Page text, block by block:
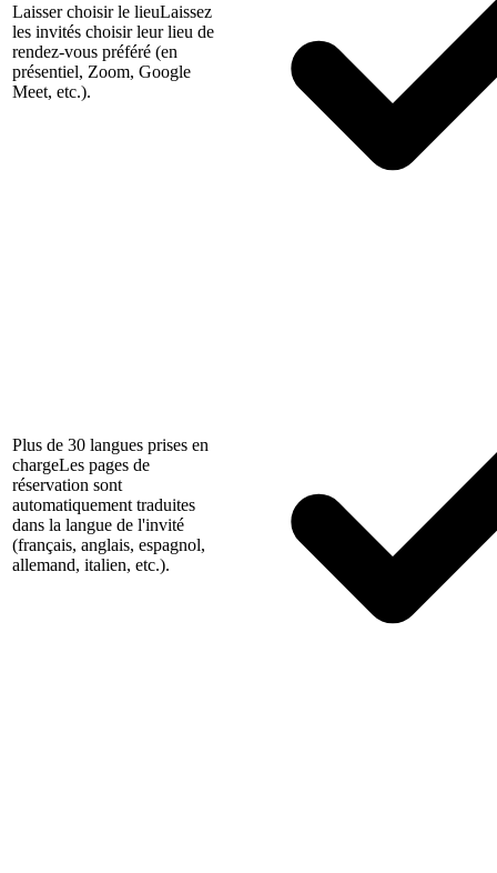
Laisser choisir le lieuLaissez
les invités choisir leur lieu de
rendez-vous préféré (en
présentiel, Zoom, Google
Meet, etc.).
Plus de 30 langues prises en
chargeLes pages de
réservation sont
automatiquement traduites
dans la langue de l'invité
(français, anglais, espagnol,
allemand, italien, etc.).